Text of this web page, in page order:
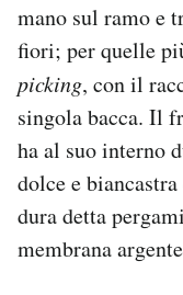
mano sul ramo e
fiori; per quelle
picking, con il
singola bacca. Il
ha al suo interno
dolce e
dura detta
membrana